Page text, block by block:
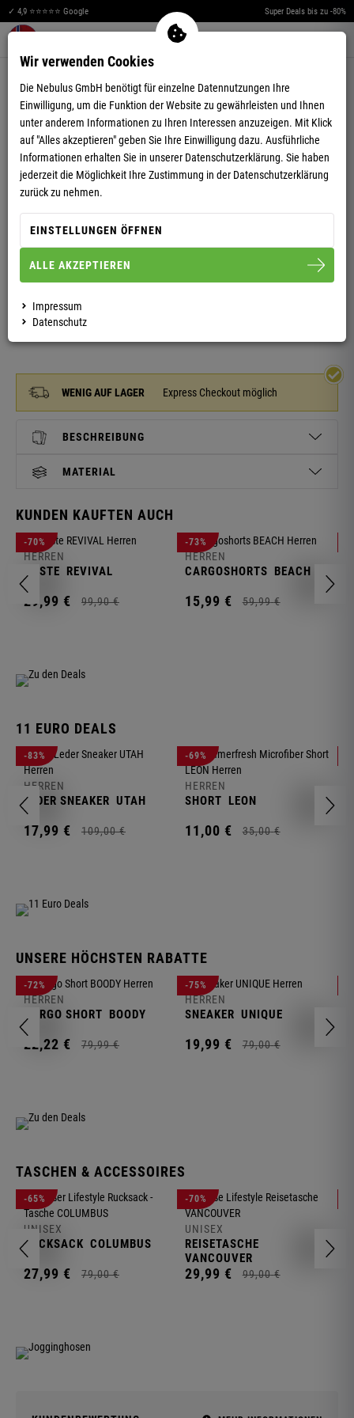
✓ 4,9 ⭐⭐⭐⭐⭐ Google Super Deals bis zu -80%
Warenkorb aufklappen
SOFTSHELLJACKE TROPIC HERREN
WENIG AUF LAGER Express Checkout möglich
BESCHREIBUNG
MATERIAL
KUNDEN KAUFTEN AUCH
-70%
HERREN
WESTE REVIVAL
29,99 € 99,90 €
-73%
HERREN
CARGOSHORTS BEACH
15,99 € 59,99 €
11 EURO DEALS
-83%
HERREN
LEDER SNEAKER UTAH
17,99 € 109,00 €
-69%
HERREN
SHORT LEON
11,00 € 35,00 €
UNSERE HÖCHSTEN RABATTE
-72%
HERREN
CARGO SHORT BOODY
22,22 € 79,99 €
-75%
HERREN
SNEAKER UNIQUE
19,99 € 79,00 €
TASCHEN & ACCESSOIRES
-65%
UNISEX
RUCKSACK COLUMBUS
27,99 € 79,00 €
-70%
UNISEX
REISETASCHE
VANCOUVER
29,99 € 99,00 €
Wir verwenden Cookies
Die Nebulus GmbH benötigt für einzelne Datennutzungen Ihre
Einwilligung, um die Funktion der Website zu gewährleisten und Ihnen
unter anderem Informationen zu Ihren Interessen anzuzeigen. Mit Klick
auf "Alles akzeptieren" geben Sie Ihre Einwilligung dazu. Ausführliche
Informationen erhalten Sie in unserer Datenschutzerklärung. Sie haben
jederzeit die Möglichkeit Ihre Zustimmung in der Datenschutzerklärung
zurück zu nehmen.
EINSTELLUNGEN ÖFFNEN
ALLE AKZEPTIEREN
Impressum
Datenschutz